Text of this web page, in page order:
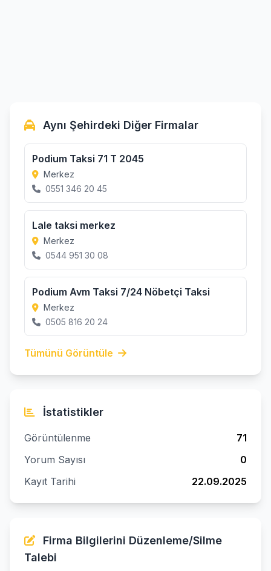
Aynı Şehirdeki Diğer Firmalar
Podium Taksi 71 T 2045
Merkez
0551 346 20 45
Lale taksi merkez
Merkez
0544 951 30 08
Podium Avm Taksi 7/24 Nöbetçi Taksi
Merkez
0505 816 20 24
Tümünü Görüntüle
İstatistikler
Görüntülenme
71
Yorum Sayısı
0
Kayıt Tarihi
22.09.2025
Firma Bilgilerini Düzenleme/Silme
Talebi